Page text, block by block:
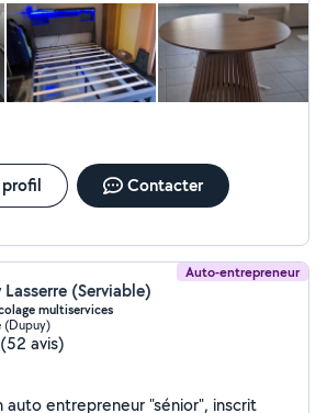
Contacter
Auto-entrepreneur
Lasserre (Serviable)
multiservices
(Dupuy)
(52 avis)
auto entrepreneur "sénior", inscrit